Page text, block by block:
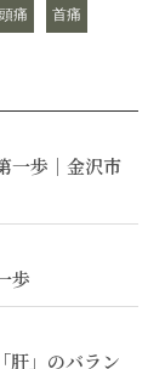
頭痛 首痛
一歩｜金沢市
歩
肝」のバラン